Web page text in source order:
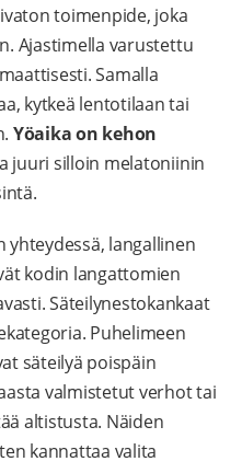
toimenpide, joka
Ajastimella varustettu
Samalla
kytkeä lentotilaan tai
Yöaika on kehon
juuri silloin melatoniinin
langallinen
kodin langattomien
Säteilynestokankaat
Puhelimeen
säteilyä poispäin
valmistetut verhot tai
altistusta. Näiden
kannattaa valita